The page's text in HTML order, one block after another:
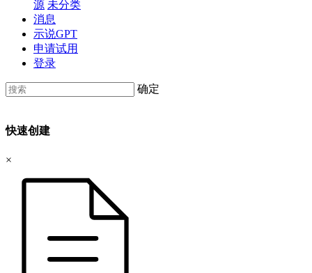
源 未分类
消息
示说GPT
申请试用
登录
确定
快速创建
×